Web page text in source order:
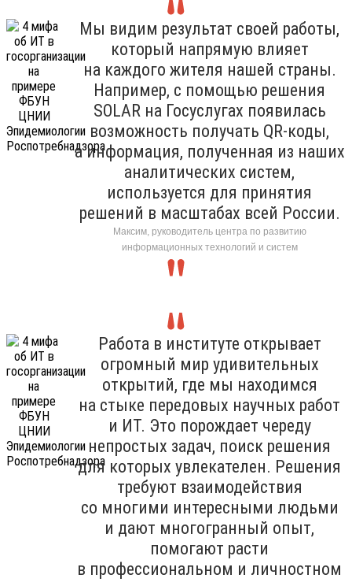
Мы видим результат своей работы,
который напрямую влияет
на каждого жителя нашей страны.
Например, с помощью решения
SOLAR на Госуслугах появилась
возможность получать QR-коды,
а информация, полученная из наших
аналитических систем,
используется для принятия
решений в масштабах всей России.
Максим, руководитель центра по развитию
информационных технологий и систем
Работа в институте открывает
огромный мир удивительных
открытий, где мы находимся
на стыке передовых научных работ
и ИТ. Это порождает череду
непростых задач, поиск решения
для которых увлекателен. Решения
требуют взаимодействия
со многими интересными людьми
и дают многогранный опыт,
помогают расти
в профессиональном и личностном